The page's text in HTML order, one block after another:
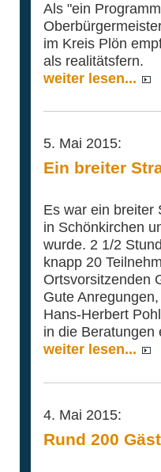
Als "ein
im Kreis Plön
als realitätsfern.
weiter lesen...
5. Mai 2015:
Ein breiter
Es war ein breiter
in Schönkirchen
wurde. 2 1/2
knapp 20
Ortsvorsitzenden
Gute
Hans-Herbert
in die Beratungen
weiter lesen...
4. Mai 2015:
Rund 200